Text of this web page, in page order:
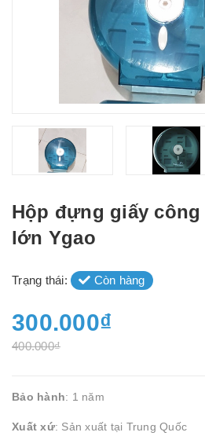
Hộp đựng giấy
lớn Ygao
Trạng thái: Còn hàng
300.000₫
400.000₫
Bảo hành: 1 năm
Xuất xứ: Sản xuất tại Trung Quốc